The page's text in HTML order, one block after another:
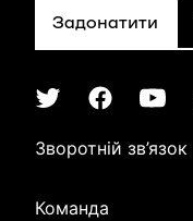
Задонатити
Зворотній зв’язок
Команда